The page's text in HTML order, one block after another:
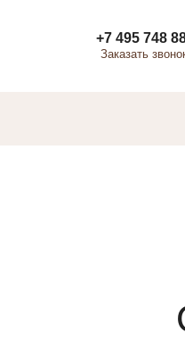
+7 495 748
Заказать